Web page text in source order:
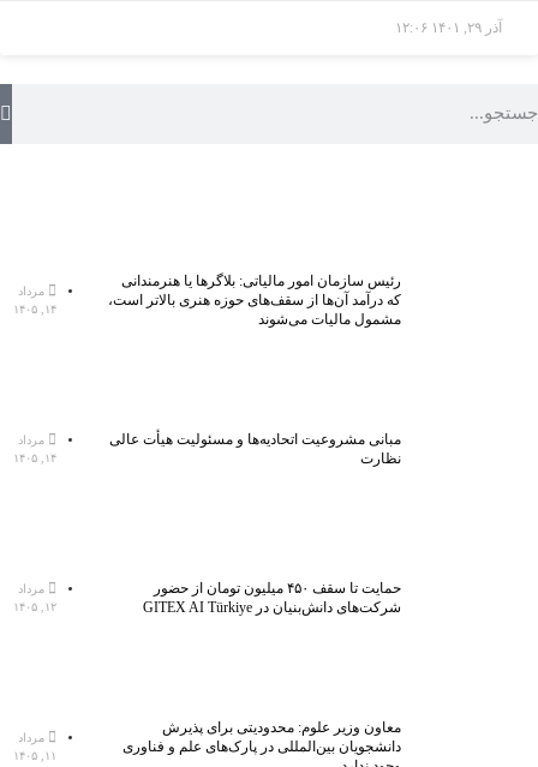
آذر ۲۹, ۱۴۰۱ ۱۲:۰۶
رئیس سازمان امور مالیاتی: بلاگر‌ها یا هنرمندانی
که درآمد آن‌ها از سقف‌های حوزه هنری بالاتر است،
مشمول مالیات می‌شوند
مرداد
۱۴, ۱۴۰۵
مبانی مشروعیت اتحادیه‌ها و مسئولیت هیأت عالی
نظارت
مرداد
۱۴, ۱۴۰۵
حمایت تا سقف ۴۵۰ میلیون تومان از حضور
شرکت‌های دانش‌بنیان در GITEX AI Türkiye
مرداد
۱۲, ۱۴۰۵
معاون وزیر علوم: محدودیتی برای پذیرش
دانشجویان بین‌المللی در پارک‌های علم و فناوری
مرداد
۱۱, ۱۴۰۵